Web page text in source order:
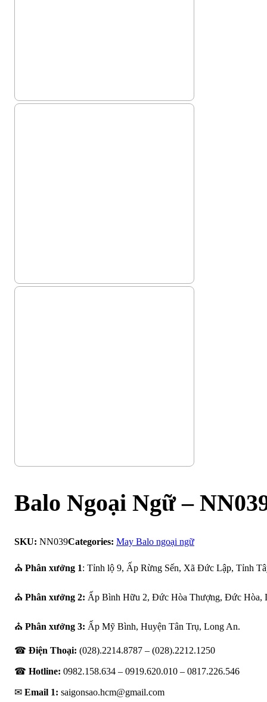
Balo Ngoại Ngữ –
SKU: NN039Categories: May Balo ngoại ngữ
⛪ Phân xưởng 1: Tỉnh lộ 9, Ấp Rừng Sến, Xã Đức Lập, Tỉnh
⛪ Phân xưởng 2: Ấp Bình Hữu 2, Đức Hòa Thượng, Đức Hòa,
⛪ Phân xưởng 3: Ấp Mỹ Bình, Huyện Tân Trụ, Long An.
☎ Điện Thoại: (028).2214.8787 – (028).2212.1250
☎ Hotline: 0982.158.634 – 0919.620.010 – 0817.226.546
✉ Email 1: saigonsao.hcm@gmail.com